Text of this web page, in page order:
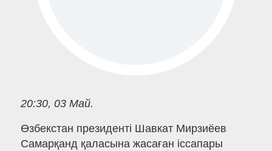
20:30, 03 Май.
Өзбекстан президенті Шавкат Мирзиёев
Самарқанд қаласына жасаған іссапары